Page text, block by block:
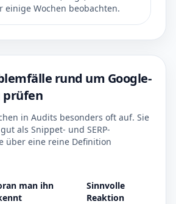
einige Wochen beobachten.
rund um Google-
prüfen
in Audits besonders oft auf. Sie
als Snippet- und SERP-
über eine reine Definition
man ihn
Sinnvolle
Reaktion